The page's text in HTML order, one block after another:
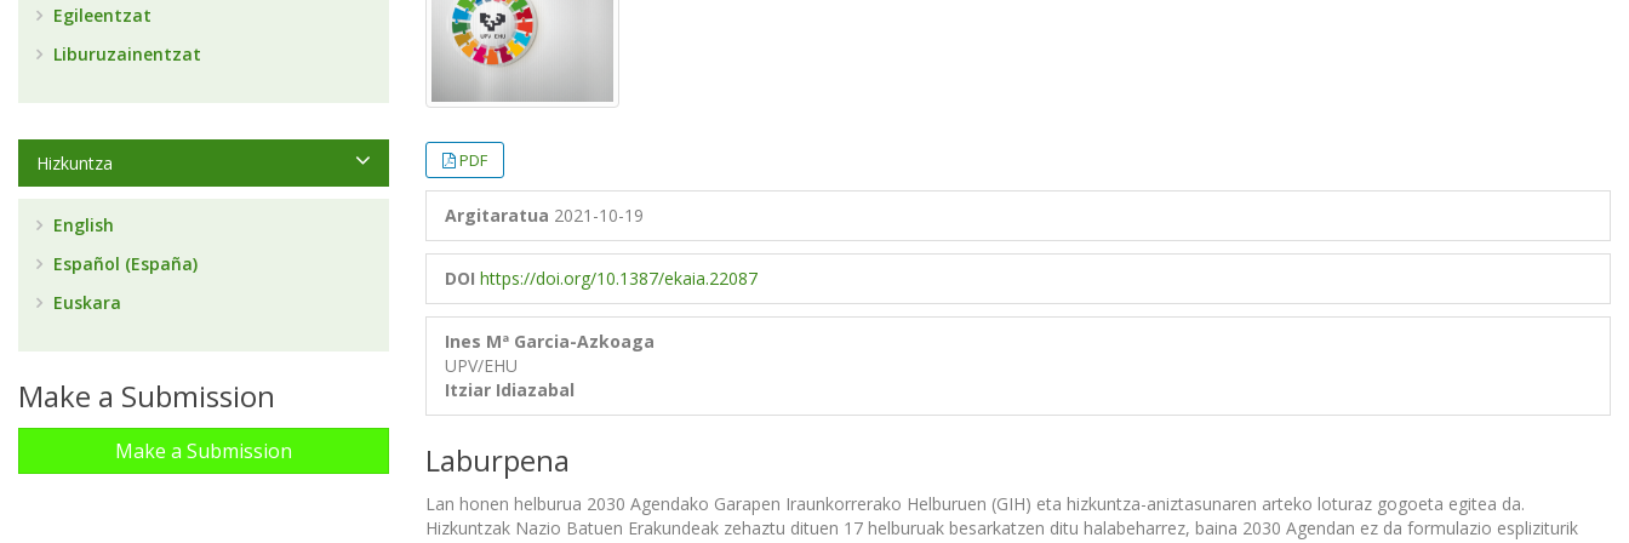
PDF
Argitaratua 2021-10-19
DOI https://doi.org/10.1387/ekaia.22087
Ines Mª Garcia-Azkoaga
UPV/EHU
Itziar Idiazabal
Laburpena
Lan honen helburua 2030 Agendako Garapen Iraunkorrerako Helburuen (GIH) eta hizkuntza-aniztasunaren arteko loturaz gogoeta egitea da.
Hizkuntzak Nazio Batuen Erakundeak zehaztu dituen 17 helburuak besarkatzen ditu halabeharrez, baina 2030 Agendan ez da formulazio espliziturik
Egileentzat
Liburuzainentzat
Hizkuntza
English
Español (España)
Euskara
Make a Submission
Make a Submission